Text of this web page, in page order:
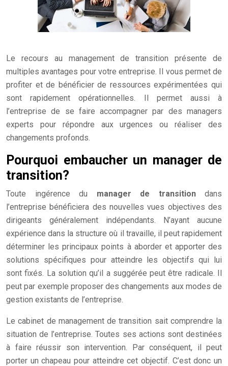
Le recours au management de transition présente de
multiples avantages pour votre entreprise. Il vous permet de
profiter et de bénéficier de ressources expérimentées qui
sont rapidement opérationnelles. Il permet aussi à
l’entreprise de se faire accompagner par des managers
experts pour répondre aux urgences ou réaliser des
changements profonds.
Pourquoi embaucher un manager de
transition?
Toute ingérence du manager de transitiondans
l’entreprise bénéficiera des nouvelles vues objectives des
dirigeants généralement indépendants. N’ayant aucune
expérience dans la structure où il travaille, il peut rapidement
déterminer les principaux points à aborder et apporter des
solutions spécifiques pour atteindre les objectifs qui lui
sont fixés. La solution qu’il a suggérée peut être radicale. Il
peut par exemple proposer des changements aux modes de
gestion existants de l’entreprise.
Le cabinet de management de transition sait comprendre la
situation de l’entreprise. Toutes ses actions sont destinées
à faire réussir son intervention. Par conséquent, il peut
porter un chapeau pour atteindre cet objectif. C’est donc un